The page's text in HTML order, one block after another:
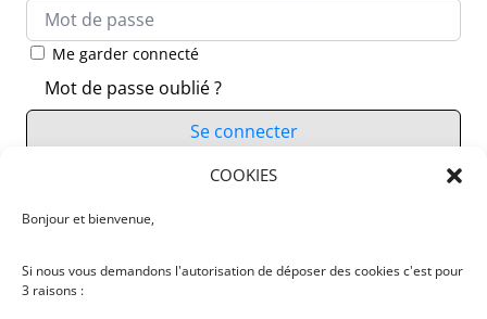
COOKIES
Bonjour et bienvenue,
Si nous vous demandons l'autorisation de déposer des cookies c'est pour
3 raisons :
Me garder connecté
Mot de passe oublié ?
Se connecter
Vous n’avez pas de compte ?